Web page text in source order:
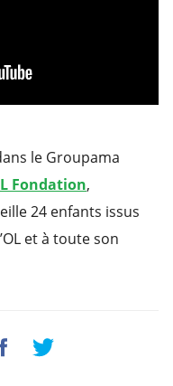
le Groupama
Fondation,
24 enfants issus
et à toute son